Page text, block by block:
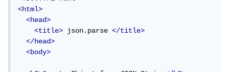
<html>
<head>
<title> json.parse </title>
</head>
<body>